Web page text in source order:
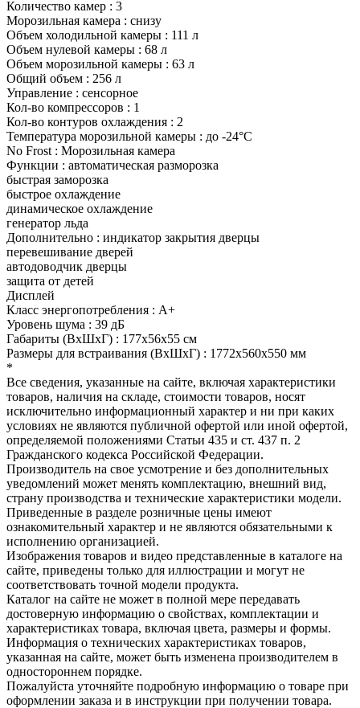
Количество камер : 3
Морозильная камера : снизу
Объем холодильной камеры : 111 л
Объем нулевой камеры : 68 л
Объем морозильной камеры : 63 л
Общий объем : 256 л
Управление : сенсорное
Кол-во компрессоров : 1
Кол-во контуров охлаждения : 2
Температура морозильной камеры : до -24°C
No Frost : Морозильная камера
Функции : автоматическая разморозка
быстрая заморозка
быстрое охлаждение
динамическое охлаждение
генератор льда
Дополнительно : индикатор закрытия дверцы
перевешивание дверей
автодоводчик дверцы
защита от детей
Дисплей
Класс энергопотребления : A+
Уровень шума : 39 дБ
Габариты (ВхШхГ) : 177x56x55 см
Размеры для встраивания (ВхШхГ) : 1772x560x550 мм
*
Все сведения, указанные на сайте, включая характеристики
товаров, наличия на складе, стоимости товаров, носят
исключительно информационный характер и ни при каких
условиях не являются публичной офертой или иной офертой,
определяемой положениями Статьи 435 и ст. 437 п. 2
Гражданского кодекса Российской Федерации.
Производитель на свое усмотрение и без дополнительных
уведомлений может менять комплектацию, внешний вид,
страну производства и технические характеристики модели.
Приведенные в разделе розничные цены имеют
ознакомительный характер и не являются обязательными к
исполнению организацией.
Изображения товаров и видео представленные в каталоге на
сайте, приведены только для иллюстрации и могут не
соответствовать точной модели продукта.
Каталог на сайте не может в полной мере передавать
достоверную информацию о свойствах, комплектации и
характеристиках товара, включая цвета, размеры и формы.
Информация о технических характеристиках товаров,
указанная на сайте, может быть изменена производителем в
одностороннем порядке.
Пожалуйста уточняйте подробную информацию о товаре при
оформлении заказа и в инструкции при получении товара.